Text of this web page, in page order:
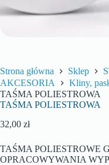
Strona główna Sklep
AKCESORIA
Kliny,
TAŚMA POLIESTROWA
TAŚMA POLIESTROWA
32,00 zł
TAŚMA POLIESTROWE
OPRACOWYWANIA